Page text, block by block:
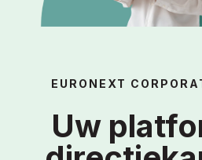
Kenniscentrum
EURONEXT
Uw